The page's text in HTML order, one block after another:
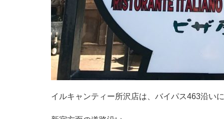
イルキャンティー所沢店は、バイパス463沿い